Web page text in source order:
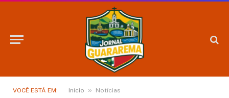
VOCÊ ESTÁ EM: Início » Notícias